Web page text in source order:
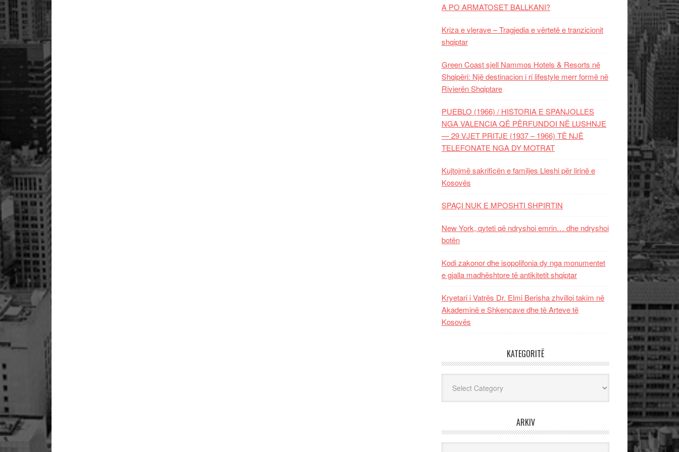
A PO ARMATOSET BALLKANI?
Kriza e vlerave – Tragjedia e vërtetë e tranzicionit
shqiptar
Green Coast sjell Nammos Hotels & Resorts në
Shqipëri: Një destinacion i ri lifestyle merr formë në
Rivierën Shqiptare
PUEBLO (1966) / HISTORIA E SPANJOLLES
NGA VALENCIA QË PËRFUNDOI NË LUSHNJE
— 29 VJET PRITJE (1937 – 1966) TË NJË
TELEFONATE NGA DY MOTRAT
Kujtojmë sakrificën e familjes Lleshi për lirinë e
Kosovës
SPAÇI NUK E MPOSHTI SHPIRTIN
New York, qyteti që ndryshoi emrin… dhe ndryshoi
botën
Kodi zakonor dhe isopolifonia dy nga monumentet
e gjalla madhështore të antikitetit shqiptar
Kryetari i Vatrës Dr. Elmi Berisha zhvilloi takim në
Akademinë e Shkencave dhe të Arteve të
Kosovës
KATEGORITË
ARKIV